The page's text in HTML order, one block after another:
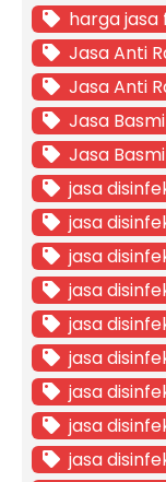
harga jasa
Jasa Anti
Jasa Anti
Jasa
Jasa
jasa
jasa
jasa
jasa
jasa
jasa
jasa
jasa
jasa